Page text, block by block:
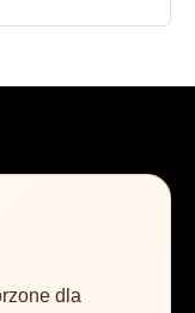
dla